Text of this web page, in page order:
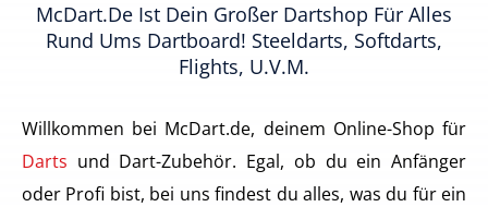
McDart.de Ist Dein Großer Dartshop Für Alles
Rund Ums Dartboard! Steeldarts, Softdarts,
Flights, U.v.m.
Willkommen bei McDart.de, deinem Online-Shop für
Darts und Dart-Zubehör. Egal, ob du ein Anfänger
oder Profi bist, bei uns findest du alles, was du für ein